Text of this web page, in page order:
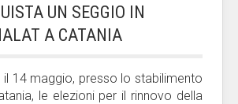
UN SEGGIO IN
A CATANIA
14 maggio, presso lo stabilimento
le elezioni per il rinnovo della